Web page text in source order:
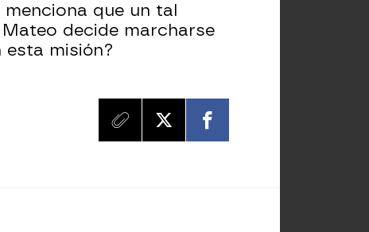
que un tal
decide marcharse
esta misión?